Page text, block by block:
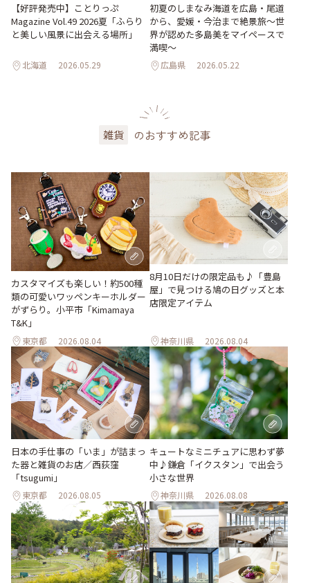
【好評発売中】ことりっぷ
Magazine Vol.49 2026夏「ふらり
と美しい風景に出会える場所」
北海道 2026.05.29
初夏のしまなみ海道を広島・尾道
から、愛媛・今治まで絶景旅〜世
界が認めた多島美をマイペースで
満喫〜
広島県 2026.05.22
雑貨 のおすすめ記事
カスタマイズも楽しい！約500種
類の可愛いワッペンキーホルダー
がずらり。小平市「Kimamaya
T&K」
東京都 2026.08.04
8月10日だけの限定品も♪「豊島
屋」で見つける鳩の日グッズと本
店限定アイテム
神奈川県 2026.08.04
日本の手仕事の「いま」が詰まっ
た器と雑貨のお店／西荻窪
「tsugumi」
東京都 2026.08.05
キュートなミニチュアに思わず夢
中♪鎌倉「イクスタン」で出会う
小さな世界
神奈川県 2026.08.08